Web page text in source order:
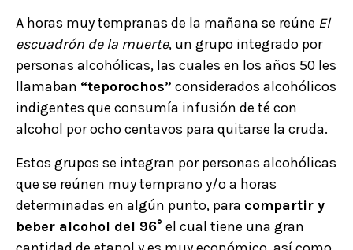
A horas muy tempranas de la mañana se reúne El
escuadrón de la muerte, un grupo integrado por
personas alcohólicas, las cuales en los años 50 les
llamaban “teporochos” considerados alcohólicos
indigentes que consumía infusión de té con
alcohol por ocho centavos para quitarse la cruda.
Estos grupos se integran por personas alcohólicas
que se reúnen muy temprano y/o a horas
determinadas en algún punto, para compartir y
beber alcohol del 96° el cual tiene una gran